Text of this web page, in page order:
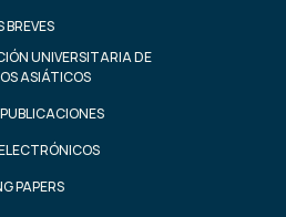
BREVES
UNIVERSITARIA DE
ASIÁTICOS
PAPERS